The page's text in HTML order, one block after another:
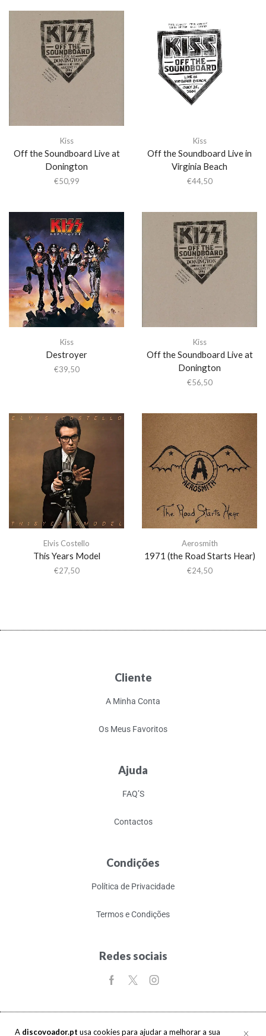
Kiss
Off the Soundboard Live at
Donington
€50,99
Kiss
Off the Soundboard Live in
Virginia Beach
€44,50
Kiss
Destroyer
€39,50
Kiss
Off the Soundboard Live at
Donington
€56,50
Elvis Costello
This Years Model
€27,50
Aerosmith
1971 (the Road Starts Hear)
€24,50
A discovoador.pt usa cookies para ajudar a melhorar a sua
Cliente
A Minha Conta
Os Meus Favoritos
Ajuda
FAQ’S
Contactos
Condições
Política de Privacidade
Termos e Condições
Redes sociais